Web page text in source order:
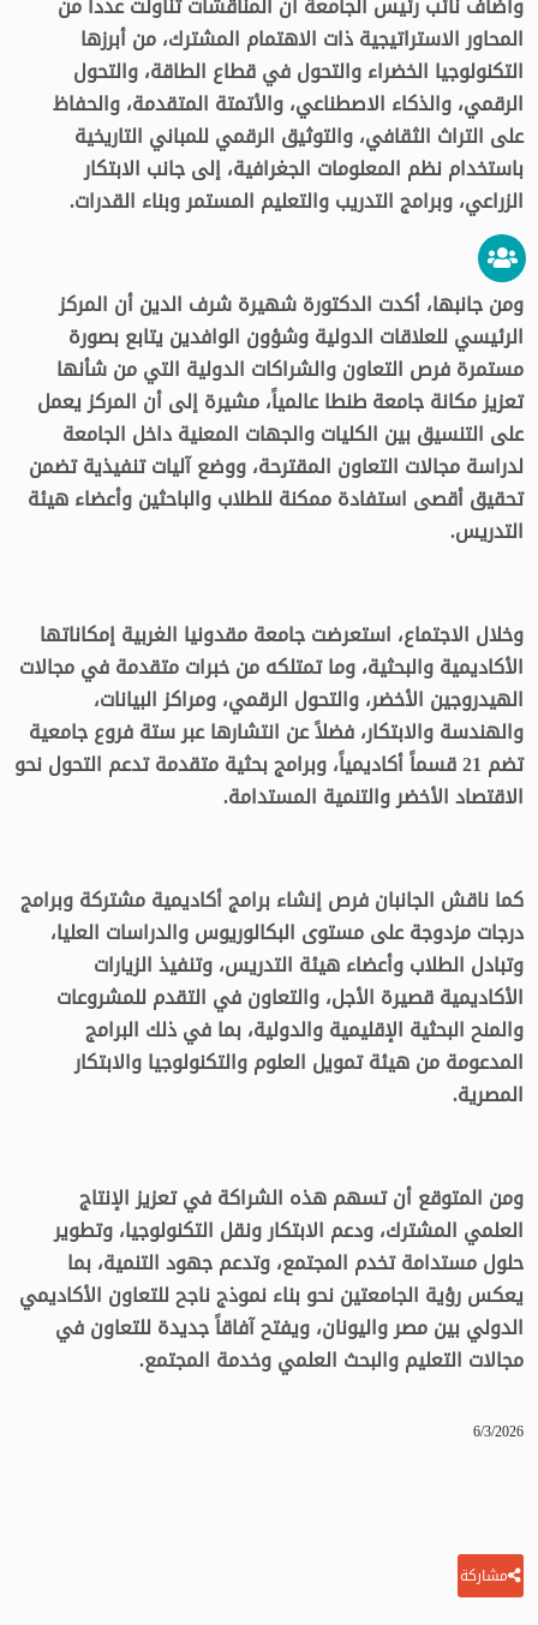
المحاور الاستراتيجية ذات الاهتمام المشترك، من أبرزها
التكنولوجيا الخضراء والتحول في قطاع الطاقة، والتحول
الرقمي، والذكاء الاصطناعي، والأتمتة المتقدمة، والحفاظ
على التراث الثقافي، والتوثيق الرقمي للمباني التاريخية
باستخدام نظم المعلومات الجغرافية، إلى جانب الابتكار
الزراعي، وبرامج التدريب والتعليم المستمر وبناء القدرات.
ومن جانبها، أكدت الدكتورة شهيرة شرف الدين أن المركز
الرئيسي للعلاقات الدولية وشؤون الوافدين يتابع بصورة
مستمرة فرص التعاون والشراكات الدولية التي من شأنها
تعزيز مكانة جامعة طنطا عالمياً، مشيرة إلى أن المركز يعمل
على التنسيق بين الكليات والجهات المعنية داخل الجامعة
لدراسة مجالات التعاون المقترحة، ووضع آليات تنفيذية تضمن
تحقيق أقصى استفادة ممكنة للطلاب والباحثين وأعضاء هيئة
التدريس.
وخلال الاجتماع، استعرضت جامعة مقدونيا الغربية إمكاناتها
الأكاديمية والبحثية، وما تمتلكه من خبرات متقدمة في مجالات
الهيدروجين الأخضر، والتحول الرقمي، ومراكز البيانات،
والهندسة والابتكار، فضلاً عن انتشارها عبر ستة فروع جامعية
تضم 21 قسماً أكاديمياً، وبرامج بحثية متقدمة تدعم التحول نحو
الاقتصاد الأخضر والتنمية المستدامة.
كما ناقش الجانبان فرص إنشاء برامج أكاديمية مشتركة وبرامج
درجات مزدوجة على مستوى البكالوريوس والدراسات العليا،
وتبادل الطلاب وأعضاء هيئة التدريس، وتنفيذ الزيارات
الأكاديمية قصيرة الأجل، والتعاون في التقدم للمشروعات
والمنح البحثية الإقليمية والدولية، بما في ذلك البرامج
المدعومة من هيئة تمويل العلوم والتكنولوجيا والابتكار
المصرية.
ومن المتوقع أن تسهم هذه الشراكة في تعزيز الإنتاج
العلمي المشترك، ودعم الابتكار ونقل التكنولوجيا، وتطوير
حلول مستدامة تخدم المجتمع، وتدعم جهود التنمية، بما
يعكس رؤية الجامعتين نحو بناء نموذج ناجح للتعاون الأكاديمي
الدولي بين مصر واليونان، ويفتح آفاقاً جديدة للتعاون في
مجالات التعليم والبحث العلمي وخدمة المجتمع.
6/3/2026
مشاركة